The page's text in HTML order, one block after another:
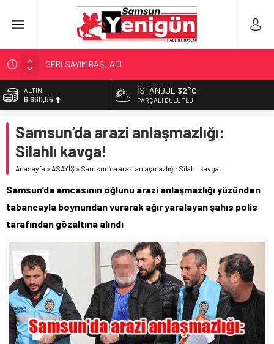
GERİ SAYIM BAŞLADI
SAMSUNSPOR’DA HEDEF 5’İNCİLİK!
‘BAFRA’YA YATIRIM YAPIN!’
YÖNETİCİ SEÇERKEN YAPILAN EN BÜYÜK HATALAR
ALTIN
6.660,55
13.779,39
DOLAR
47,7111
55,1881
İSTANBUL 32°C
PARÇALI BULUTLU
Samsun’da arazi anlaşmazlığı:
Silahlı kavga!
Anasayfa »ASAYİŞ » Samsun’da arazi anlaşmazlığı: Silahlı kavga!
Samsun’da amcasının oğlunu arazi anlaşmazlığı yüzünden
tabancayla boynundan vurarak ağır yaralayan şahıs polis
tarafından gözaltına alındı